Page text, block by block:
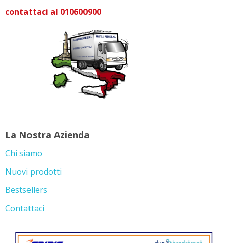
contattaci al 010600900
La Nostra Azienda
Chi siamo
Nuovi prodotti
Bestsellers
Contattaci